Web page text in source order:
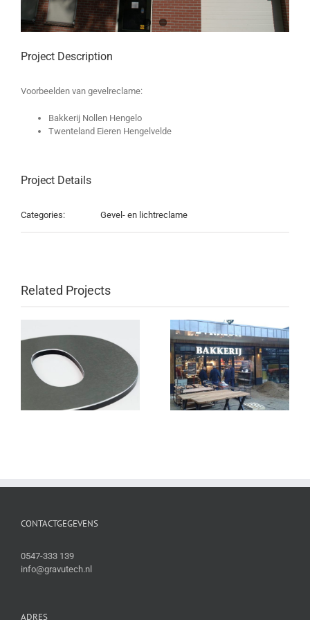
Project Description
Voorbeelden van gevelreclame:
Bakkerij Nollen Hengelo
Twenteland Eieren Hengelvelde
Project Details
Categories: Gevel- en lichtreclame
Related Projects
CONTACTGEGEVENS
0547-333 139
info@gravutech.nl
ADRES